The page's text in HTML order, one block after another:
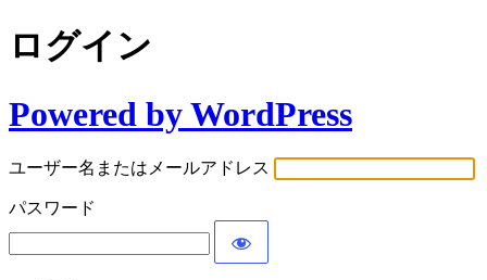
ログイン
Powered by WordPress
ユーザー名またはメールアドレス
パスワード